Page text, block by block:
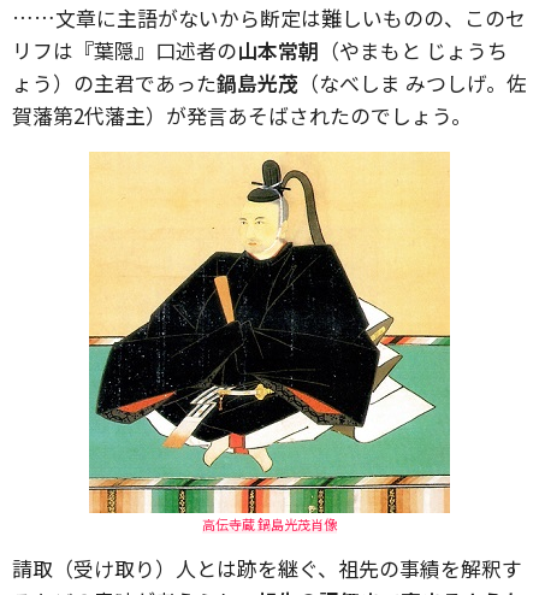
……文章に主語がないから断定は難しいものの、このセ
リフは『葉隠』口述者の山本常朝 （やまもと じょうち
ょう）の主君であった鍋島光茂 （なべしま みつしげ。佐
賀藩第2代藩主）が発言あそばされたのでしょう。
高伝寺蔵 鍋島光茂肖像
請取（受け取り）人とは跡を継ぐ、祖先の事績を解釈す